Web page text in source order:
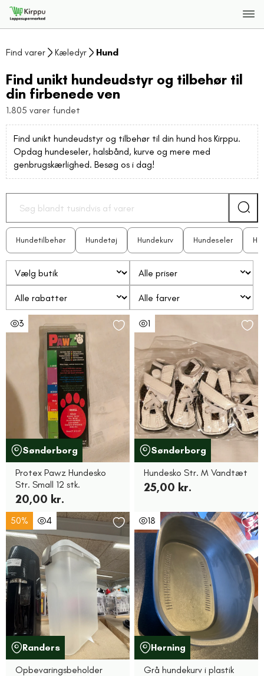
Find varer Kæledyr Hund
Find unikt hundeudstyr og tilbehør til
din firbenede ven
1.805 varer fundet
Find unikt hundeudstyr og tilbehør til din hund hos Kirppu.
Opdag hundeseler, halsbånd, kurve og mere med
genbrugskærlighed. Besøg os i dag!
Hundetilbehør Hundetøj Hundekurv Hundeseler
3
Sønderborg
Protex Pawz Hundesko
Str. Small 12 stk.
20,00 kr.
1
Sønderborg
Hundesko Str. M Vandtæt
25,00 kr.
50% 4
Randers
Opbevaringsbeholder
18
Herning
Grå hundekurv i plastik